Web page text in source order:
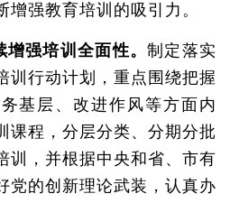
强教育培训的吸引力。
增强培训全面性。制定落实
训行动计划，重点围绕把握
基层、改进作风等方面内
课程，分层分类、分期分批
训，并根据中央和省、市有
党的创新理论武装，认真办